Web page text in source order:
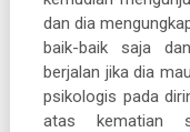
dan dia
baik-baik saja
berjalan jika dia
psikologis pada
atas kematian